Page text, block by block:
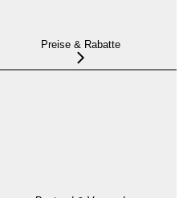
Preise & Rabatte